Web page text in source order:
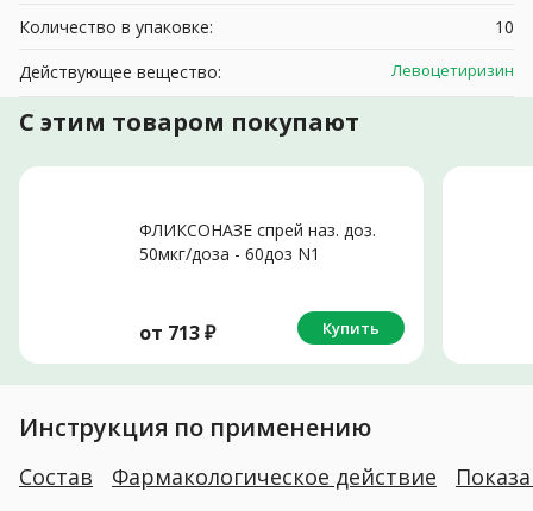
Количество в упаковке:
10
Действующее вещество:
Левоцетиризин
С этим товаром покупают
ФЛИКСОНАЗЕ спрей наз. доз.
50мкг/доза - 60доз N1
от 713₽ Купить
Инструкция по применению
Состав Фармакологическое действие